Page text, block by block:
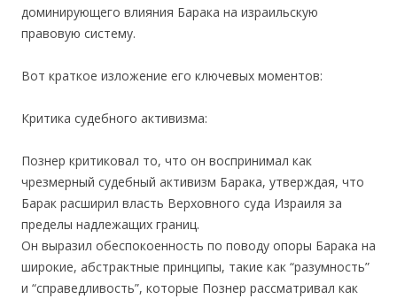
доминирующего влияния Барака на израильскую
правовую систему.
Вот краткое изложение его ключевых моментов:
Критика судебного активизма:
Познер критиковал то, что он воспринимал как
чрезмерный судебный активизм Барака, утверждая, что
Барак расширил власть Верховного суда Израиля за
пределы надлежащих границ.
Он выразил обеспокоенность по поводу опоры Барака на
широкие, абстрактные принципы, такие как “разумность”
и “справедливость”, которые Познер рассматривал как